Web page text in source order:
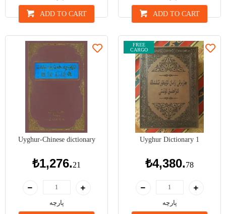
ADD TO CART
ADD TO CART
FREE
CARGO
Uyghur Dictionary 1
₺4,380.78
پارچە
Uyghur-Chinese dictionary
₺1,276.21
پارچە